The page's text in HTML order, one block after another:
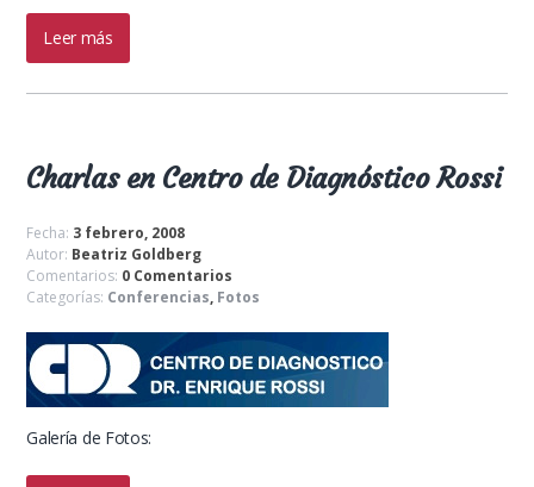
Leer más
Charlas en Centro de Diagnóstico Rossi
Fecha: 3 febrero, 2008
Autor: Beatriz Goldberg
Comentarios: 0 Comentarios
Categorías: Conferencias, Fotos
Galería de Fotos: